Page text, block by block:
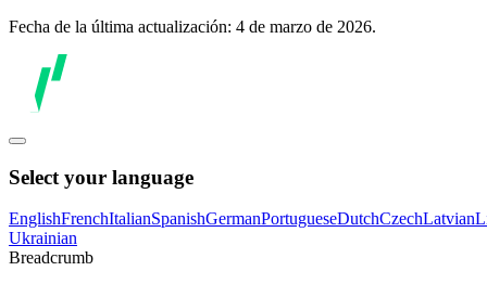
Fecha de la última actualización: 4 de marzo de 2026.
Select your language
EnglishFrenchItalianSpanishGermanPortugueseDutchCzechLatvian
Ukrainian
Breadcrumb